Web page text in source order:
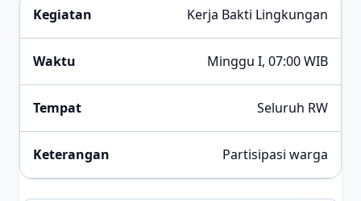
Kerja Bakti Lingkungan
Minggu I, 07:00 WIB
Seluruh RW
Partisipasi warga